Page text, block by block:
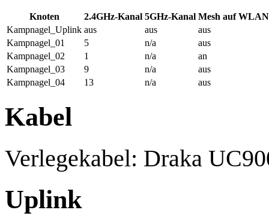
Knoten 2.4GHz-Kanal 5GHz-Kanal Mesh auf WLAN
Kampnagel_Uplink aus aus
aus
Kampnagel_01
5 n/a
aus
Kampnagel_02
1 n/a
an
Kampnagel_03
9 n/a
aus
Kampnagel_04
13 n/a aus
Kabel
Verlegekabel: Draka
Uplink